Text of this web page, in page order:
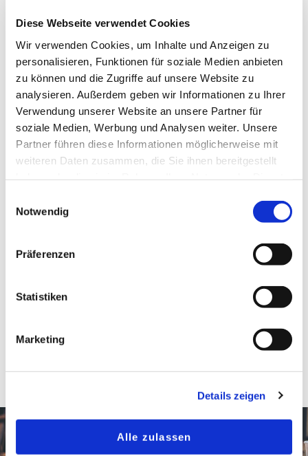
Diese Webseite verwendet Cookies
Wir verwenden Cookies, um Inhalte und Anzeigen zu
personalisieren, Funktionen für soziale Medien anbieten
zu können und die Zugriffe auf unsere Website zu
analysieren. Außerdem geben wir Informationen zu Ihrer
Verwendung unserer Website an unsere Partner für
soziale Medien, Werbung und Analysen weiter. Unsere
Partner führen diese Informationen möglicherweise mit
weiteren Daten zusammen, die Sie ihnen bereitgestellt
Notwendig
Präferenzen
Statistiken
Marketing
Details zeigen
Alle zulassen
kombiniert.”
Joana Arreguy, Industrial Director Glass, Saint-
Gobain: „Bei Saint-Gobain glauben wir fest an
Innovation durch Zusammenarbeit. Deshalb
freuen wir uns sehr, gemeinsam mit AGC die
weltweit führende neue Technologie für die
Flachglasproduktion zu entwickeln. Dieses Projekt
steht im Einklang mit der Selbstverpflichtung von
Saint-Gobain, bis 2050 die CO -Neutralität zu
Kunden zugute, die zunehmend CO
integrieren wollen. Erst vor wenigen Monaten